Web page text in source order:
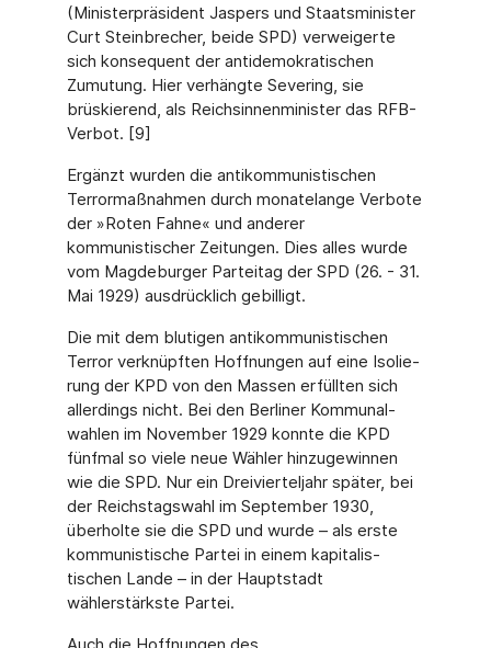
(Ministerpräsident Jaspers und Staatsminister
Curt Steinbrecher, beide SPD) verweigerte
sich konsequent der antidemokratischen
Zumutung. Hier verhängte Severing, sie
brüskierend, als Reichsinnenminister das RFB-
Verbot. [9]
Ergänzt wurden die antikommunistischen
Terrormaßnahmen durch monatelange Verbote
der »Roten Fahne« und anderer
kommunistischer Zeitungen. Dies alles wurde
vom Magde­burger Parteitag der SPD (26. - 31.
Mai 1929) ausdrücklich gebilligt.
Die mit dem blutigen antikommunistischen
Terror verknüpften Hoffnungen auf eine Isolie­
rung der KPD von den Massen erfüllten sich
allerdings nicht. Bei den Berliner Kommunal­
wahlen im November 1929 konnte die KPD
fünfmal so viele neue Wähler hinzugewinnen
wie die SPD. Nur ein Dreivierteljahr später, bei
der Reichstagswahl im September 1930,
überholte sie die SPD und wurde – als erste
kommunistische Partei in einem kapitalis­
tischen Lande – in der Hauptstadt
wählerstärkste Partei.